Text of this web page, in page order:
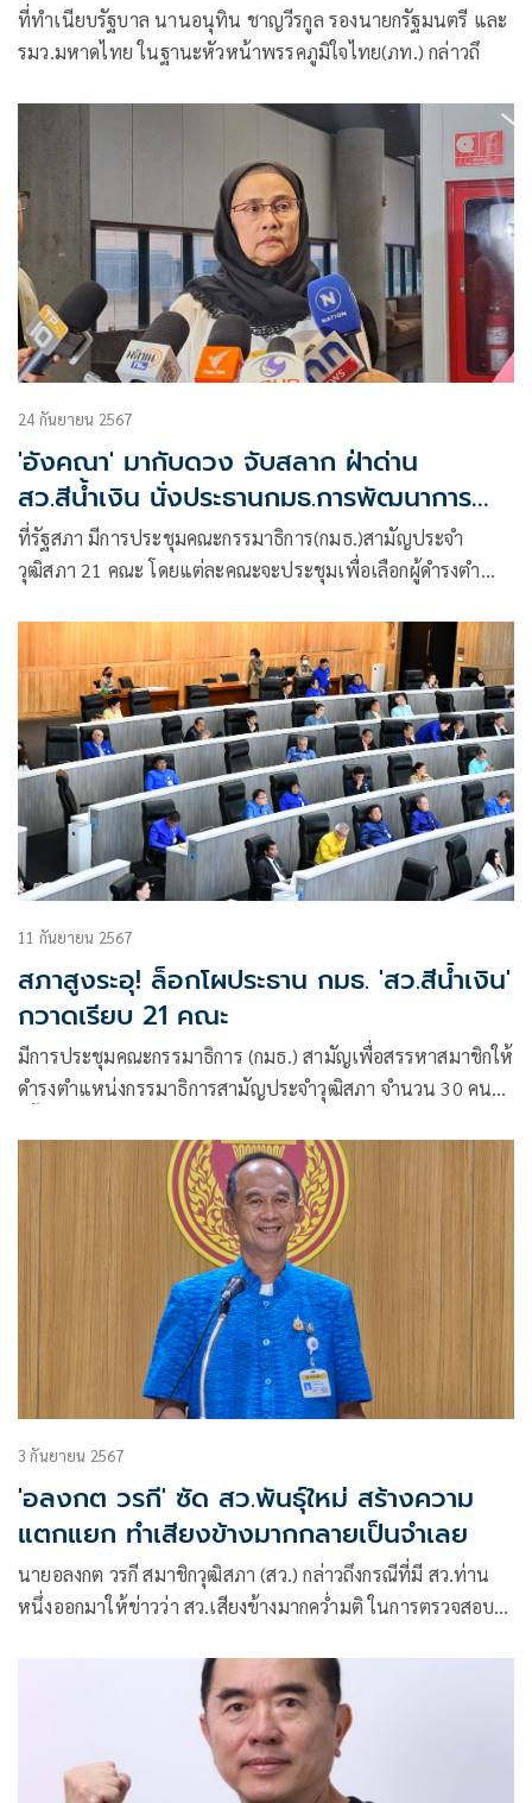
ที่ทำเนียบรัฐบาล นานอนุทิน ชาญวีรกูล รองนายกรัฐมนตรี และ
รมว.มหาดไทย ในฐานะหัวหน้าพรรคภูมิใจไทย(ภท.) กล่าวถึ
24 กันยายน 2567
'อังคณา' มากับดวง จับสลาก ฝ่าด่าน
สว.สีน้ำเงิน นั่งประธานกมธ.การพัฒนาการ
เมืองฯ
ที่รัฐสภา มีการประชุมคณะกรรมาธิการ(กมธ.)สามัญประจำ
วุฒิสภา 21 คณะ โดยแต่ละคณะจะประชุมเพื่อเลือกผู้ดำรงตำ
11 กันยายน 2567
สภาสูงระอุ! ล็อกโผประธาน กมธ. 'สว.สีน้ำเงิน'
กวาดเรียบ 21 คณะ
มีการประชุมคณะกรรมาธิการ (กมธ.) สามัญเพื่อสรรหาสมาชิกให้
ดำรงตำแหน่งกรรมาธิการสามัญประจำวุฒิสภา จำนวน 30 คน
กันยายน ซึ่งการประชุมครั้งนี้ที่ประชุมได้เลือก พล.อ.สวัสดิ์ ทัศนา
เป็นรองประธานกมธ.
3 กันยายน 2567
'อลงกต วรกี' ซัด สว.พันธุ์ใหม่ สร้างความ
แตกแยก ทำเสียงข้างมากกลายเป็นจำเลย
นายอลงกต วรกี สมาชิกวุฒิสภา (สว.) กล่าวถึงกรณีที่มี สว.ท่าน
หนึ่งออกมาให้ข่าวว่า สว.เสียงข้างมากคว่ำมติ ในการตรวจสอบ